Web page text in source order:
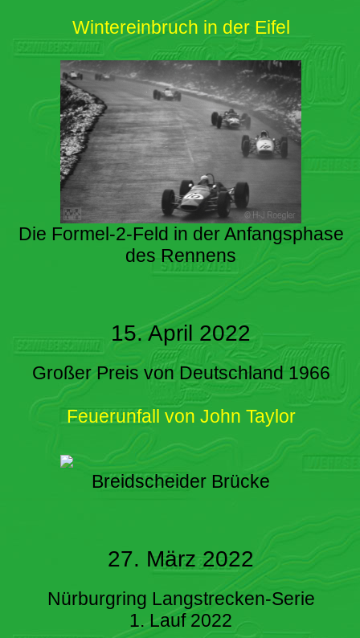
Wintereinbruch in der Eifel
Die Formel-2-Feld in der Anfangsphase
des Rennens
15. April 2022
Großer Preis von Deutschland 1966
Feuerunfall von John Taylor
Breidscheider Brücke
27. März 2022
Nürburgring Langstrecken-Serie
1. Lauf 2022